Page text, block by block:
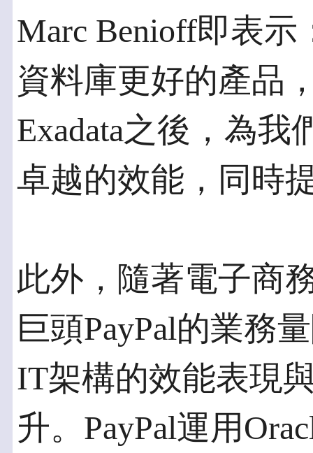
Marc Benioff即表示
資料庫更好的產品
Exadata之後，為
卓越的效能，同時
此外，隨著電子商
巨頭PayPal的業務
IT架構的效能表現
升。PayPal運用